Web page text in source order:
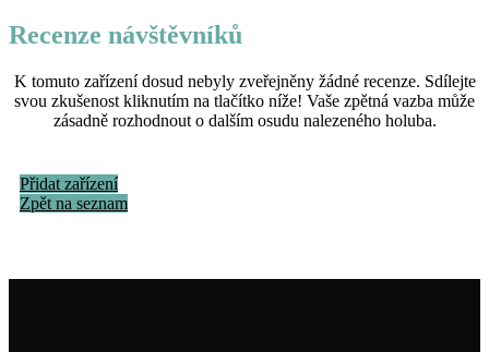
Recenze návštěvníků
K tomuto zařízení dosud nebyly zveřejněny žádné recenze. Sdílejte
svou zkušenost kliknutím na tlačítko níže! Vaše zpětná vazba může
zásadně rozhodnout o dalším osudu nalezeného holuba.
Přidat zařízení
Zpět na seznam